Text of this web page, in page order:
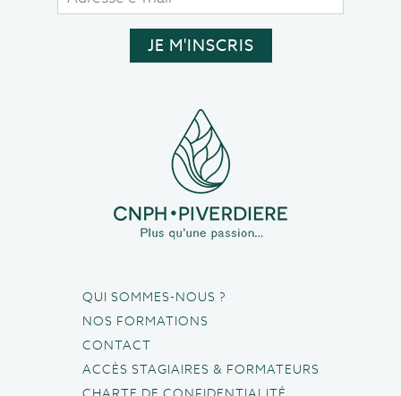
QUI SOMMES-NOUS ?
NOS FORMATIONS
CONTACT
ACCÈS STAGIAIRES & FORMATEURS